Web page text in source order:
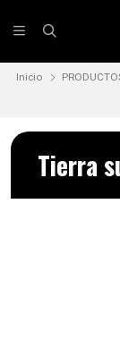
Inicio
Tierra